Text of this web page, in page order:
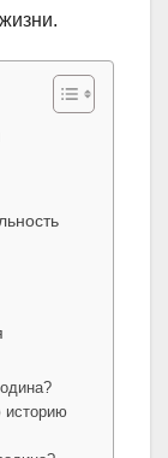
историю